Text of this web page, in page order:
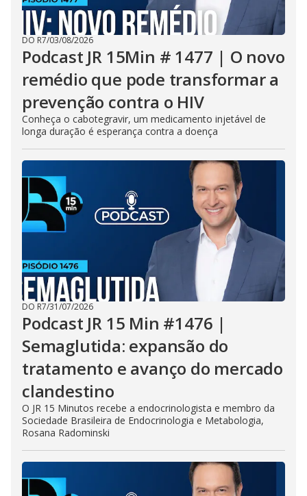
DO R7/03/08/2026
Podcast JR 15Min # 1477 | O novo
remédio que pode transformar a
prevenção contra o HIV
Conheça o cabotegravir, um medicamento injetável de
longa duração é esperança contra a doença
DO R7/31/07/2026
Podcast JR 15 Min #1476 |
Semaglutida: expansão do
tratamento e avanço do mercado
clandestino
O JR 15 Minutos recebe a endocrinologista e membro da
Sociedade Brasileira de Endocrinologia e Metabologia,
Rosana Radominski